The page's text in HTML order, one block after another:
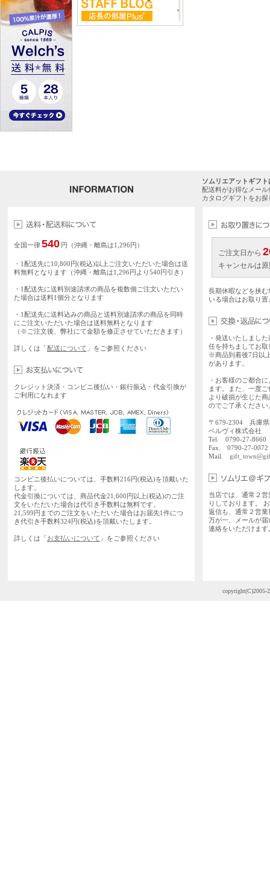
ソムリエアットギフ
配送料がお得なメー
カタログギフトをお
全国一律540 円（沖縄・離島は1,296円）
・1配送先に10,800円(税込)以上ご注文いただいた場合は送
料無料となります（沖縄・離島は1,296円より540円引き）
・1配送先に送料別途請求の商品を複数個ご注文いただい
た場合は送料1個分となります
・1配送先に送料込みの商品と送料別途請求の商品を同時
にご注文いただいた場合は送料無料となります
（※ご注文後、弊社にて金額を修正させていただきます）
詳しくは「配送について 」をご参照ください
クレジット決済・コンビニ後払い・銀行振込・代金引換が
ご利用になれます
コンビニ後払いについては、手数料216円(税込)を頂戴いた
します。
代金引換については、商品代金21,600円以上(税込)のご注
文をいただいた場合は代引き手数料は無料です。
21,599円までのご注文をいただいた場合はお届先1件につ
き代引き手数料324円(税込)を頂戴いたします。
詳しくは「お支払いについて 」をご参照ください
ご注文日から
キャンセルは
長期休暇などを挟
いる場合はお取り
・発送いたしまし
任を持ちましてお
※商品到着後7日以
があります。
・お客様のご都合
ます。また、一度
より破損が生じた
のでご了承ください
〒679-2304 兵庫県
ベルヴィ株式会社
Tel. 0790-27-
Fax. 0790-27-0072
Mail.
当店では、通常２
りしております。
返信も、通常２営
万が一、メールが
連絡をいただけま
copyright(C)2005-